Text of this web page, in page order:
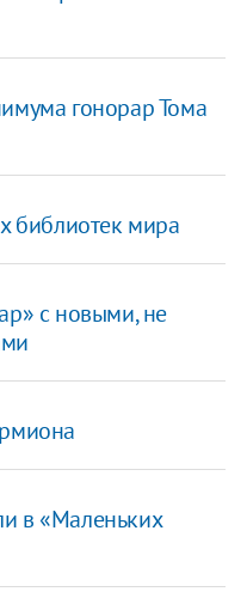
гонорар Тома
библиотек мира
с новыми, не
в «Маленьких